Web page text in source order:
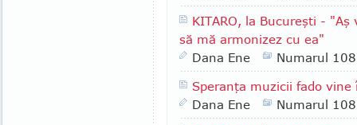
KITARO, la Bucureşti -
să mă armonizez cu ea"
Dana Ene
Numarul
Speranţa muzicii fado vine
Dana Ene
Numarul